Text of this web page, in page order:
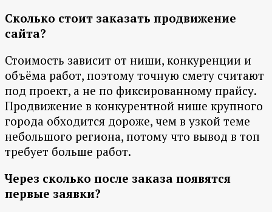
Сколько стоит заказать продвижение
сайта?
Стоимость зависит от ниши, конкуренции и
объёма работ, поэтому точную смету считают
под проект, а не по фиксированному прайсу.
Продвижение в конкурентной нише крупного
города обходится дороже, чем в узкой теме
небольшого региона, потому что вывод в топ
требует больше работ.
Через сколько после заказа появятся
первые заявки?